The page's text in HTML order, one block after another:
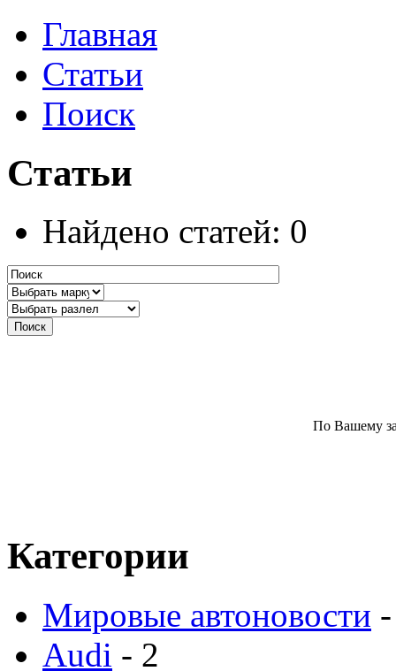
Главная
Статьи
Поиск
Статьи
Найдено статей: 0
По Вашему
Категории
Мировые автоновости
Audi - 2